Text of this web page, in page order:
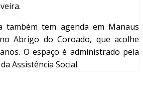
também tem agenda em Manaus
Abrigo do Coroado, que acolhe
O espaço é administrado pela
Assistência Social.